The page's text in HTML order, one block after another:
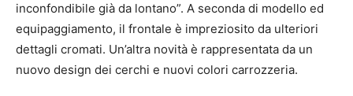
inconfondibile già da lontano”. A seconda di modello ed
equipaggiamento, il frontale è impreziosito da ulteriori
dettagli cromati. Un’altra novità è rappresentata da un
nuovo design dei cerchi e nuovi colori carrozzeria.